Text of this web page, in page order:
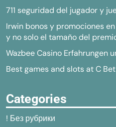
711 seguridad del jugador y
Irwin bonos y promociones
y no solo el tamaño del
Wazbee Casino Erfahrungen
Best games and slots at C Bet
Categories
! Без рубрики